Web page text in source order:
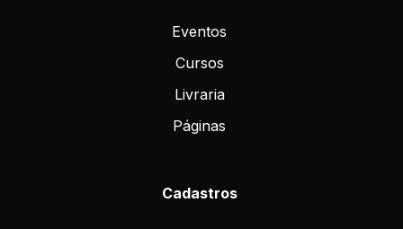
Eventos
Cursos
Livraria
Páginas
Cadastros